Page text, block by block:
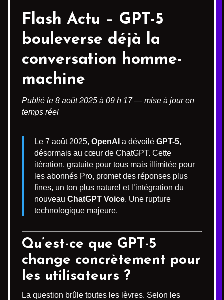
Flash Actu – GPT-5
bouleverse déjà la
conversation homme-
machine
Publié le 8 août 2025 à 09 h 17 — mise à jour en
temps réel
Le 7 août 2025, OpenAI a dévoilé GPT-5,
désormais au cœur de ChatGPT. Cette
itération, gratuite pour tous mais illimitée pour
les abonnés Pro, promet des réponses plus
fines, un ton plus naturel et l’intégration du
nouveau ChatGPT Voice. Une rupture
technologique majeure.
Qu’est-ce que GPT-5
change concrètement pour
les utilisateurs ?
La question brûle toutes les lèvres. Selon les